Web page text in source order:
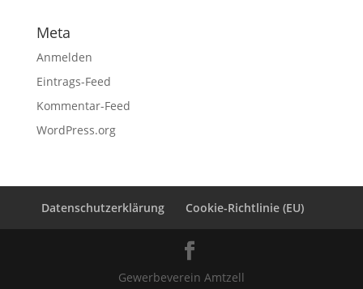
Meta
Anmelden
Eintrags-Feed
Kommentar-Feed
WordPress.org
Datenschutzerklärung Cookie-Richtlinie (EU)
Gewerbeverein Amtzell